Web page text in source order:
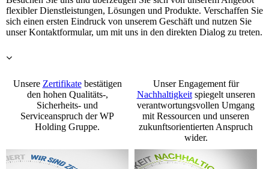
flexibler Dienstleistungen, Lösungen und Produkte. Verschaffen Sie
sich einen ersten Eindruck von unserem Geschäft und nutzen Sie
unser Kontaktformular, um mit uns in den direkten Dialog zu treten.
Unsere Zertifikatebestätigen
den hohen Qualitäts-,
Sicherheits- und
Serviceanspruch der WP
Holding Gruppe.
Unser Engagement für
Nachhaltigkeitspiegelt unseren
verantwortungsvollen Umgang
mit Ressourcen und unseren
zukunftsorientierten Anspruch
wider.